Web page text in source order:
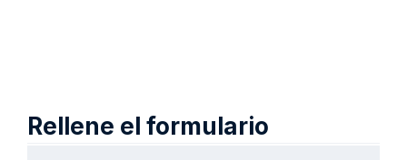
Rellene el formulario